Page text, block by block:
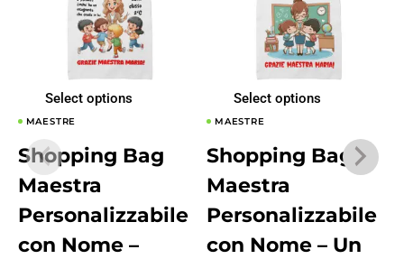
Select options
MAESTRE
Shopping Bag
Maestra
Personalizzabile
con Nome –
Select options
MAESTRE
Shopping Bag
Maestra
Personalizzabile
con Nome – Un